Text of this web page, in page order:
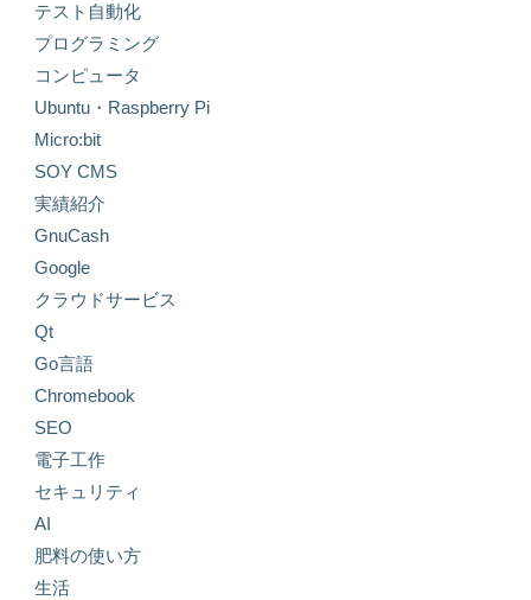
テスト自動化
プログラミング
コンピュータ
Ubuntu・Raspberry Pi
Micro:bit
SOY CMS
実績紹介
GnuCash
Google
クラウドサービス
Qt
Go言語
Chromebook
SEO
電子工作
セキュリティ
AI
肥料の使い方
生活